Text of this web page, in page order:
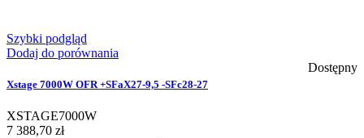
Szybki podgląd
Dodaj do porównania
Dostępny
Xstage 7000W OFR +SFaX27-9,5 -SFc28-27
XSTAGE7000W
7 388,70 zł